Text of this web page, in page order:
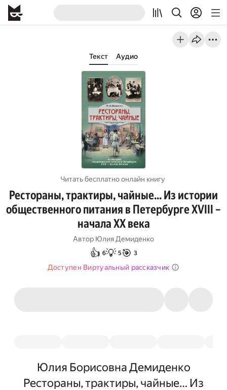
Текст Аудио
Читать бесплатно онлайн книгу
Рестораны, трактиры, чайные… Из истории
общественного питания в Петербурге XVIII –
начала XX века
Автор Юлия Демиденко
👍 6💡 5 🎯 3
Доступен Виртуальный рассказчик
Юлия Борисовна Демиденко
Рестораны, трактиры, чайные… Из